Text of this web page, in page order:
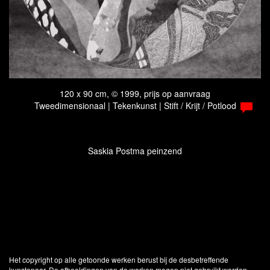
120 x 90 cm, © 1999, prijs op aanvraag
Tweedimensionaal | Tekenkunst | Stift / Krijt / Potlood
Saskia Postma peinzend
Het copyright op alle getoonde werken berust bij de desbetreffende